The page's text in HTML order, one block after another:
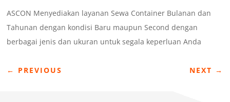
ASCON Menyediakan layanan Sewa Container Bulanan dan
Tahunan dengan kondisi Baru maupun Second dengan
berbagai jenis dan ukuran untuk segala keperluan Anda
← PREVIOUS NEXT →